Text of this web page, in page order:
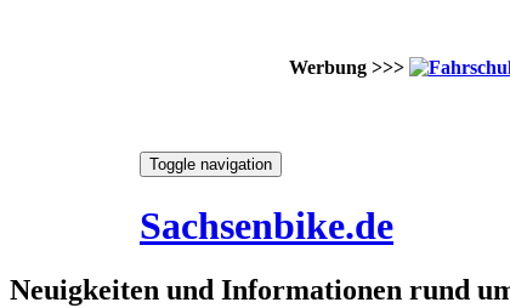
Werbung >>>
Toggle navigation
Sachsenbike.de
Neuigkeiten und Informationen rund